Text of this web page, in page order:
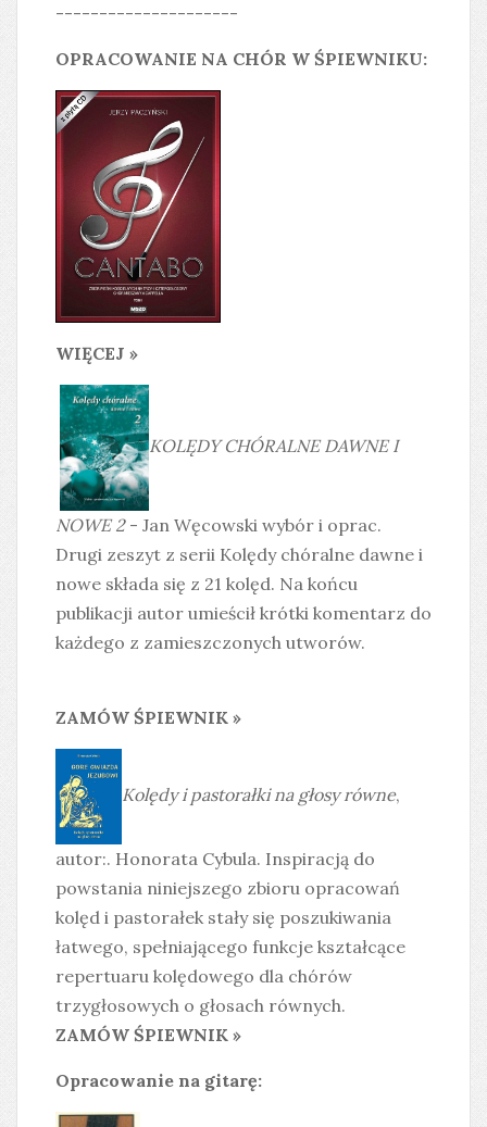
---------------------
OPRACOWANIE NA CHÓR W ŚPIEWNIKU:
WIĘCEJ »
KOLĘDY CHÓRALNE DAWNE I
NOWE 2- Jan Węcowski wybór i oprac.
Drugi zeszyt z serii Kolędy chóralne dawne i
nowe składa się z 21 kolęd. Na końcu
publikacji autor umieścił krótki komentarz do
każdego z zamieszczonych utworów.
ZAMÓW ŚPIEWNIK »
Kolędy i pastorałki na głosy równe,
autor:. Honorata Cybula. Inspiracją do
powstania niniejszego zbioru opracowań
kolęd i pastorałek stały się poszukiwania
łatwego, spełniającego funkcje kształcące
repertuaru kolędowego dla chórów
trzygłosowych o głosach równych.
ZAMÓW ŚPIEWNIK »
Opracowanie na gitarę: